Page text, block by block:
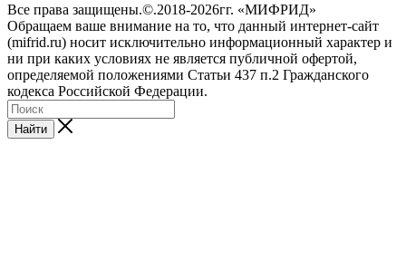
Все права защищены.©.2018-2026гг. «МИФРИД»
Обращаем ваше внимание на то, что данный интернет-сайт
(mifrid.ru) носит исключительно информационный характер и
ни при каких условиях не является публичной офертой,
определяемой положениями Статьи 437 п.2 Гражданского
кодекса Российской Федерации.
Найти